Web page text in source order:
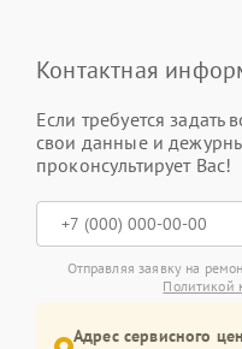
Контактная
Если требуется задать
свои данные и
проконсультирует Вас!
Отправляя заявку на
Политикой
Адрес сервисного